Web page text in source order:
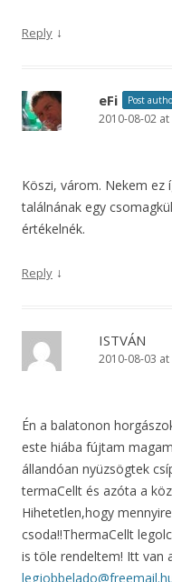
Reply ↓
eFi Post
2010-08-02 at
Köszi, várom. Nekem
találnának egy
értékelnék.
Reply ↓
ISTVÁN
2010-08-03 at
Én a balatonon
este hiába fújtam
állandóan nyüzsögtek
termaCellt és azóta a
Hihetetlen,hogy
csoda!!ThermaCellt
is töle rendeltem! Itt van